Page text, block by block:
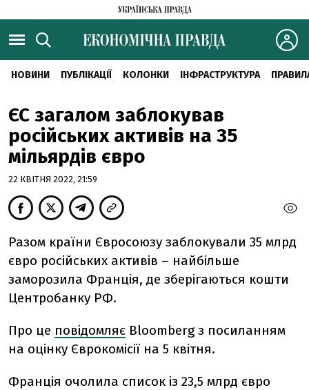
НОВИНИ ПУБЛІКАЦІЇ КОЛОНКИ ІНФРАСТРУКТУРА
ЄС загалом заблокував
російських активів на 35
мільярдів євро
22 КВІТНЯ 2022, 21:59
Разом країни Євросоюзу заблокували 35 млрд
євро російських активів – найбільше
заморозила Франція, де зберігаються кошти
Центробанку РФ.
Про це повідомляє Bloomberg з посиланням
на оцінку Єврокомісії на 5 квітня.
Франція очолила список із 23,5 млрд євро